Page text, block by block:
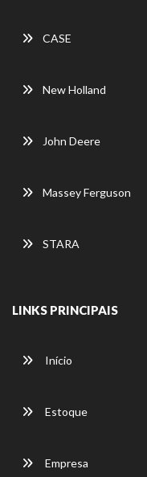
CASE
New Holland
John Deere
Massey Ferguson
STARA
LINKS PRINCIPAIS
Início
Estoque
Empresa